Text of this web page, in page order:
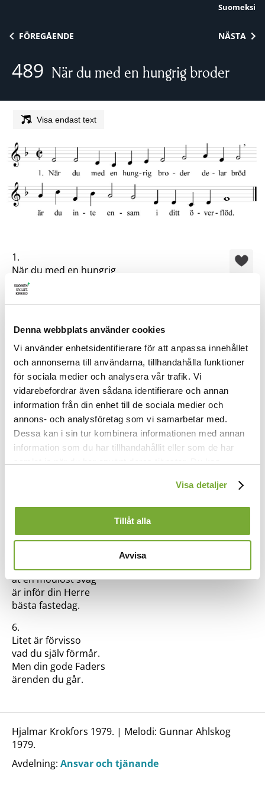
Denna webbplats använder cookies
Vi använder enhetsidentifierare för att anpassa innehållet
och annonserna till användarna, tillhandahålla funktioner
för sociala medier och analysera vår trafik. Vi
vidarebefordrar även sådana identifierare och annan
information från din enhet till de sociala medier och
annons- och analysföretag som vi samarbetar med.
Dessa kan i sin tur kombinera informationen med annan
information som du har tillhandahållit eller som de har
-länken i nedre delen
Visa detaljer
Tillåt alla
Avvisa
Suomeksi
FÖREGÅENDE NÄSTA
489 När du med en hungrig broder
Visa endast text
1.
När du med en hungrig
broder delar bröd
är du inte ensam
i ditt överflöd.
2.
Finner du för hemlös
främling hus och härd
ser du vad din trygghet
verkligen är värd.
3.
Tröstar du den sjuke
vid hans smärtas bår
läkes dina egna
som din nästa bär,
Herren frid beskär.
Att ge kraft och glädje
åt en modlöst svag
är inför din Herre
bästa fastedag.
6.
Litet är förvisso
vad du själv förmår.
Men din gode Faders
ärenden du går.
Hjalmar Krokfors 1979. | Melodi: Gunnar Ahlskog
1979.
Avdelning: Ansvar och tjänande